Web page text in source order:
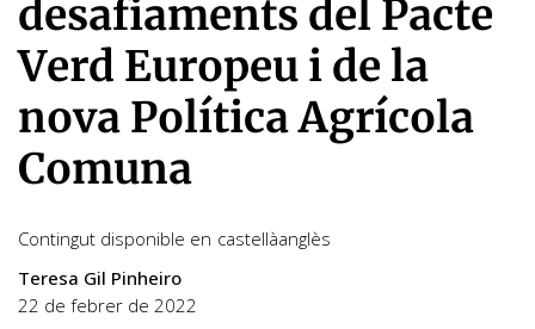
desafiaments del Pacte
Verd Europeu i de la
nova Política Agrícola
Comuna
Contingut disponible en castellàanglès
Teresa Gil Pinheiro
22 de febrer de 2022